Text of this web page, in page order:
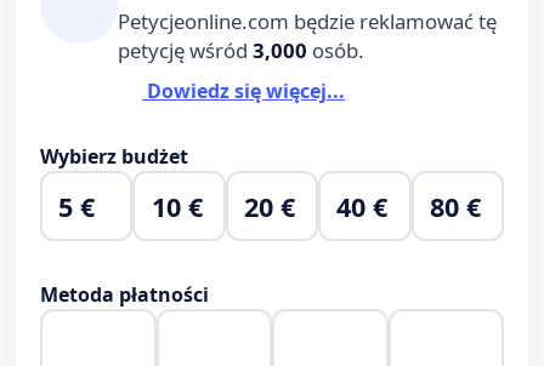
Petycjeonline.com będzie reklamować tę
petycję wśród 3,000 osób.
Dowiedz się więcej...
Wybierz budżet
5 € 10 € 20 € 40 € 80 €
Metoda płatności